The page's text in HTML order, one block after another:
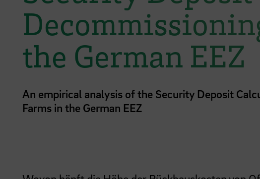
the German EEZ
An empirical analysis of the Security Deposit
Farms in the German EEZ